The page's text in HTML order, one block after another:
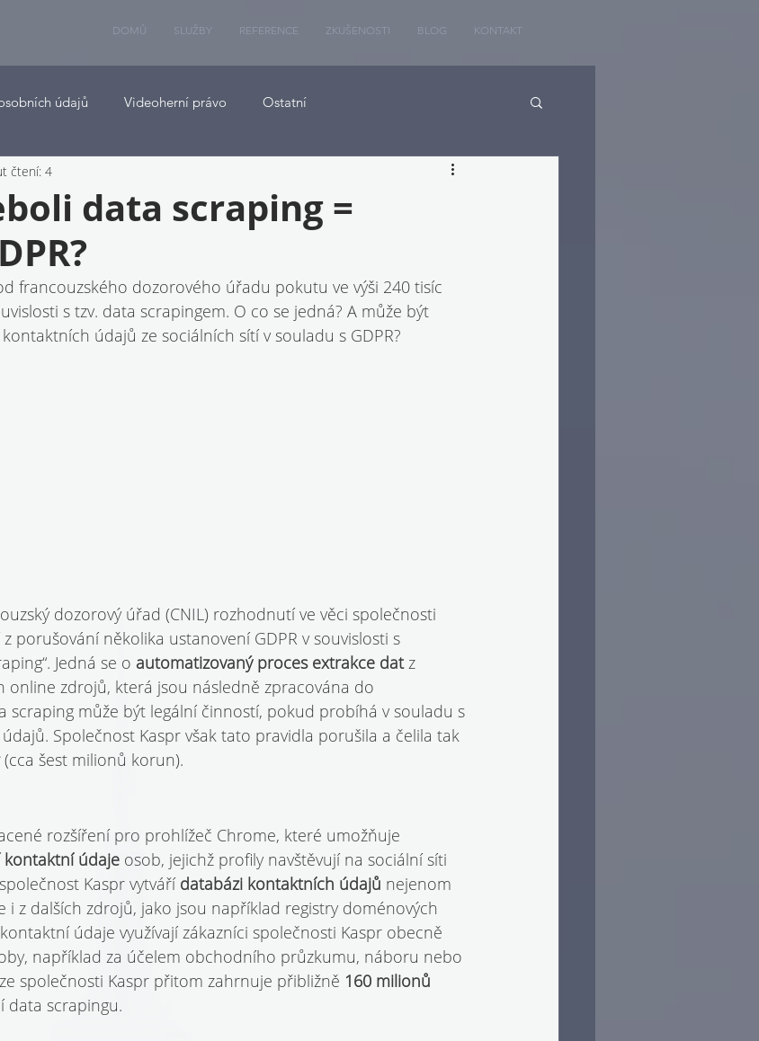
DOMŮ SLUŽBY REFERENCE ZKUŠENOSTI BLOG KONTAKT
údajů Videoherní právo Ostatní
data scraping =
čtení: 4
francouzského dozorového úřadu pokutu ve výši 240 tisíc
s tzv. data scrapingem. O co se jedná? A může být
údajů ze sociálních sítí v souladu s GDPR?
dozorový úřad (CNIL) rozhodnutí ve věci společnosti
porušování několika ustanovení GDPR v souvislosti s
Jedná se o automatizovaný proces extrakce dat z
online zdrojů, která jsou následně zpracována do
scraping může být legální činností, pokud probíhá v souladu s
Společnost Kaspr však tato pravidla porušila a čelila tak
(cca šest milionů korun).
rozšíření pro prohlížeč Chrome, které umožňuje
kontaktní údaje osob, jejichž profily navštěvují na sociální síti
Kaspr vytváří databázi kontaktních údajů nejenom
i z dalších zdrojů, jako jsou například registry doménových
údaje využívají zákazníci společnosti Kaspr obecně
například za účelem obchodního průzkumu, náboru nebo
společnosti Kaspr přitom zahrnuje přibližně 160 milionů
data scrapingu.